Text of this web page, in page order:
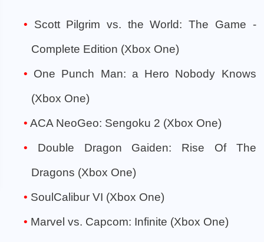
Scott Pilgrim vs. the World: The Game -
Complete Edition (Xbox One)
One Punch Man: a Hero Nobody Knows
(Xbox One)
ACA NeoGeo: Sengoku 2 (Xbox One)
Double Dragon Gaiden: Rise Of The
Dragons (Xbox One)
SoulCalibur VI (Xbox One)
Marvel vs. Capcom: Infinite (Xbox One)